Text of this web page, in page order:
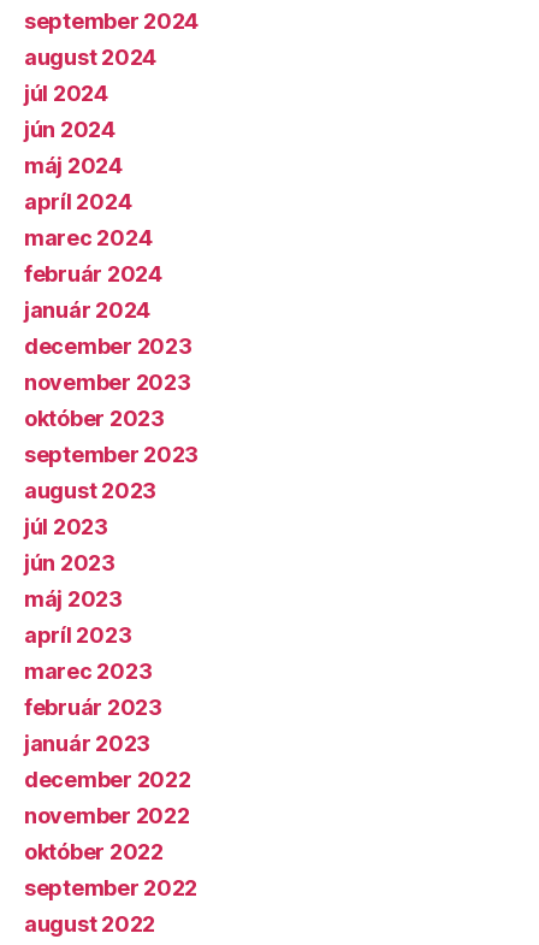
september 2024
august 2024
júl 2024
jún 2024
máj 2024
apríl 2024
marec 2024
február 2024
január 2024
december 2023
november 2023
október 2023
september 2023
august 2023
júl 2023
jún 2023
máj 2023
apríl 2023
marec 2023
február 2023
január 2023
december 2022
november 2022
október 2022
september 2022
august 2022